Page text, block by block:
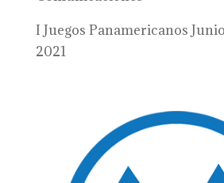
I Juegos Panamericanos
2021